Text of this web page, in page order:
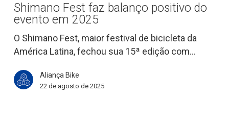
balanço
positivo
do
evento
2025
Shimano Fest faz balanço positivo do
evento em 2025
O Shimano Fest, maior festival de bicicleta da
América Latina, fechou sua 15ª edição com…
Aliança Bike
22 de agosto de 2025